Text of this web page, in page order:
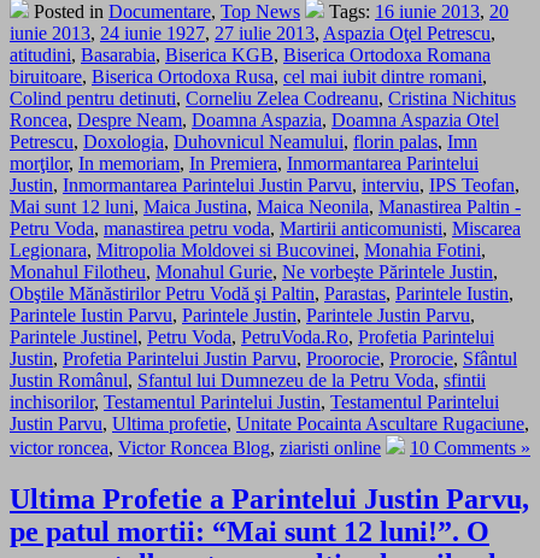
Posted in Documentare, Top News Tags: 16 iunie 2013, 20
iunie 2013, 24 iunie 1927, 27 iulie 2013, Aspazia Oţel Petrescu,
atitudini, Basarabia, Biserica KGB, Biserica Ortodoxa Romana
biruitoare, Biserica Ortodoxa Rusa, cel mai iubit dintre romani,
Colind pentru detinuti, Corneliu Zelea Codreanu, Cristina Nichitus
Roncea, Despre Neam, Doamna Aspazia, Doamna Aspazia Otel
Petrescu, Doxologia, Duhovnicul Neamului, florin palas, Imn
morţilor, In memoriam, In Premiera, Inmormantarea Parintelui
Justin, Inmormantarea Parintelui Justin Parvu, interviu, IPS Teofan,
Mai sunt 12 luni, Maica Justina, Maica Neonila, Manastirea Paltin -
Petru Voda, manastirea petru voda, Martirii anticomunisti, Miscarea
Legionara, Mitropolia Moldovei si Bucovinei, Monahia Fotini,
Monahul Filotheu, Monahul Gurie, Ne vorbeşte Părintele Justin,
Obştile Mănăstirilor Petru Vodă şi Paltin, Parastas, Parintele Iustin,
Parintele Iustin Parvu, Parintele Justin, Parintele Justin Parvu,
Parintele Justinel, Petru Voda, PetruVoda.Ro, Profetia Parintelui
Justin, Profetia Parintelui Justin Parvu, Proorocie, Prorocie, Sfântul
Justin Românul, Sfantul lui Dumnezeu de la Petru Voda, sfintii
inchisorilor, Testamentul Parintelui Justin, Testamentul Parintelui
Justin Parvu, Ultima profetie, Unitate Pocainta Ascultare Rugaciune,
victor roncea, Victor Roncea Blog, ziaristi online 10 Comments »
Ultima Profetie a Parintelui Justin Parvu,
pe patul mortii: “Mai sunt 12 luni!”. O